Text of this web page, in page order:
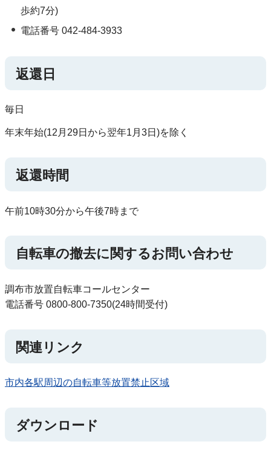
歩約7分)
電話番号 042-484-3933
返還日
毎日
年末年始(12月29日から翌年1月3日)を除く
返還時間
午前10時30分から午後7時まで
自転車の撤去に関するお問い合わせ
調布市放置自転車コールセンター
電話番号 0800-800-7350(24時間受付)
関連リンク
市内各駅周辺の自転車等放置禁止区域
ダウンロード